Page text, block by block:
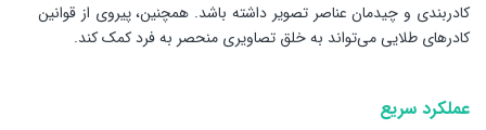
کادربندی و چیدمان عناصر تصویر داشته باشد. همچنین، پیروی از قوانین
کادرهای طلایی می‌تواند به خلق تصاویری منحصر به فرد کمک کند.
عملکرد سریع